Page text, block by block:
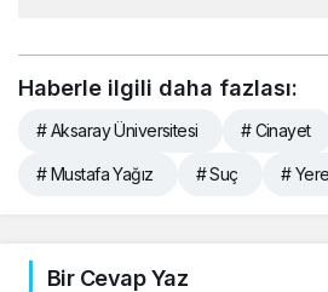
Haberle ilgili daha fazlası:
# Aksaray Üniversitesi # Cinayet
# Mustafa Yağız # Suç #
Bir Cevap Yaz